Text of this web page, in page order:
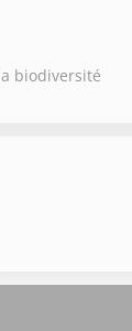
biodiversité